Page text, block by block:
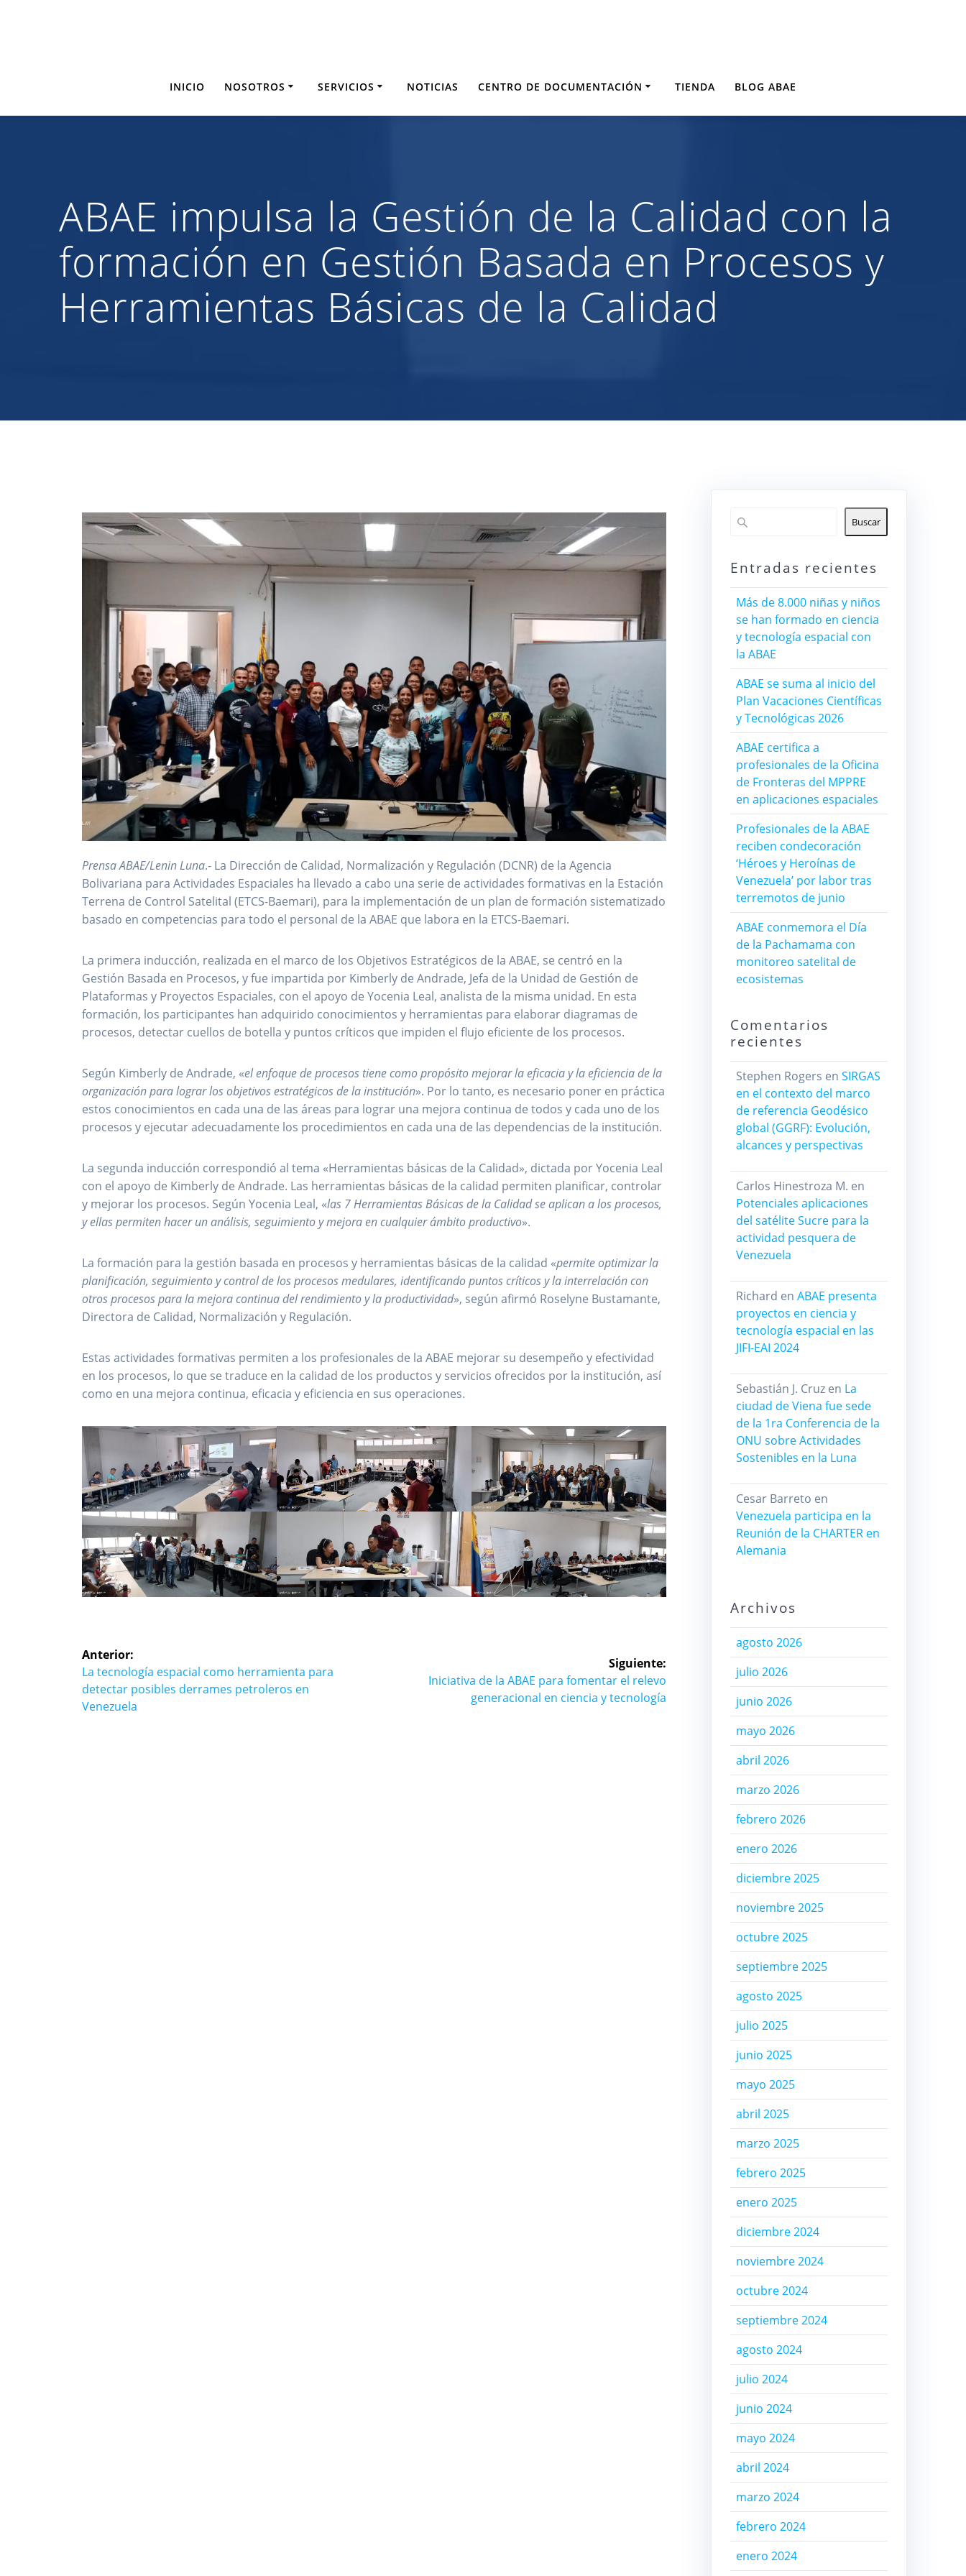
INICIO NOSOTROS SERVICIOS NOTICIAS CENTRO DE DOCUMENTACIÓN TIENDA BLOG ABAE
ABAE impulsa la Gestión de la Calidad con la
formación en Gestión Basada en Procesos y
Herramientas Básicas de la Calidad
Prensa ABAE/Lenin Luna.- La Dirección de Calidad, Normalización y Regulación (DCNR) de la Agencia
Bolivariana para Actividades Espaciales ha llevado a cabo una serie de actividades formativas en la Estación
Terrena de Control Satelital (ETCS-Baemari), para la implementación de un plan de formación sistematizado
basado en competencias para todo el personal de la ABAE que labora en la ETCS-Baemari.
La primera inducción, realizada en el marco de los Objetivos Estratégicos de la ABAE, se centró en la
Gestión Basada en Procesos, y fue impartida por Kimberly de Andrade, Jefa de la Unidad de Gestión de
Plataformas y Proyectos Espaciales, con el apoyo de Yocenia Leal, analista de la misma unidad. En esta
formación, los participantes han adquirido conocimientos y herramientas para elaborar diagramas de
procesos, detectar cuellos de botella y puntos críticos que impiden el flujo eficiente de los procesos.
Según Kimberly de Andrade, «el enfoque de procesos tiene como propósito mejorar la eficacia y la eficiencia de la
organización para lograr los objetivos estratégicos de la institución». Por lo tanto, es necesario poner en práctica
estos conocimientos en cada una de las áreas para lograr una mejora continua de todos y cada uno de los
procesos y ejecutar adecuadamente los procedimientos en cada una de las dependencias de la institución.
La segunda inducción correspondió al tema «Herramientas básicas de la Calidad», dictada por Yocenia Leal
con el apoyo de Kimberly de Andrade. Las herramientas básicas de la calidad permiten planificar, controlar
y mejorar los procesos. Según Yocenia Leal, «las 7 Herramientas Básicas de la Calidad se aplican a los procesos,
y ellas permiten hacer un análisis, seguimiento y mejora en cualquier ámbito productivo».
La formación para la gestión basada en procesos y herramientas básicas de la calidad «permite optimizar la
planificación, seguimiento y control de los procesos medulares, identificando puntos críticos y la interrelación con
otros procesos para la mejora continua del rendimiento y la productividad», según afirmó Roselyne Bustamante,
Directora de Calidad, Normalización y Regulación.
Estas actividades formativas permiten a los profesionales de la ABAE mejorar su desempeño y efectividad
en los procesos, lo que se traduce en la calidad de los productos y servicios ofrecidos por la institución, así
como en una mejora continua, eficacia y eficiencia en sus operaciones.
Navegación
de
entradas
Anterior:
Entrada
anterior:
La tecnología espacial como herramienta para
detectar posibles derrames petroleros en
Venezuela
Siguiente:
Siguiente
entrada:
Iniciativa de la ABAE para fomentar el relevo
generacional en ciencia y tecnología
Buscar
Entradas recientes
Más de 8.000 niñas y niños
se han formado en ciencia
y tecnología espacial con
la ABAE
ABAE se suma al inicio del
Plan Vacaciones Científicas
y Tecnológicas 2026
ABAE certifica a
profesionales de la Oficina
de Fronteras del MPPRE
en aplicaciones espaciales
Profesionales de la ABAE
reciben condecoración
‘Héroes y Heroínas de
Venezuela’ por labor tras
terremotos de junio
ABAE conmemora el Día
de la Pachamama con
monitoreo satelital de
ecosistemas
Comentarios
recientes
Stephen Rogers en SIRGAS
en el contexto del marco
de referencia Geodésico
global (GGRF): Evolución,
alcances y perspectivas
Carlos Hinestroza M. en
Potenciales aplicaciones
del satélite Sucre para la
actividad pesquera de
Venezuela
Richard en ABAE presenta
proyectos en ciencia y
tecnología espacial en las
JIFI-EAI 2024
Sebastián J. Cruzen La
ciudad de Viena fue sede
de la 1ra Conferencia de la
ONU sobre Actividades
Sostenibles en la Luna
Cesar Barreto en
Venezuela participa en la
Reunión de la CHARTER en
Alemania
Archivos
agosto 2026
julio 2026
junio 2026
mayo 2026
abril 2026
marzo 2026
febrero 2026
enero 2026
diciembre 2025
noviembre 2025
octubre 2025
septiembre 2025
agosto 2025
julio 2025
junio 2025
mayo 2025
abril 2025
marzo 2025
febrero 2025
enero 2025
diciembre 2024
noviembre 2024
octubre 2024
septiembre 2024
agosto 2024
julio 2024
junio 2024
mayo 2024
abril 2024
marzo 2024
febrero 2024
enero 2024